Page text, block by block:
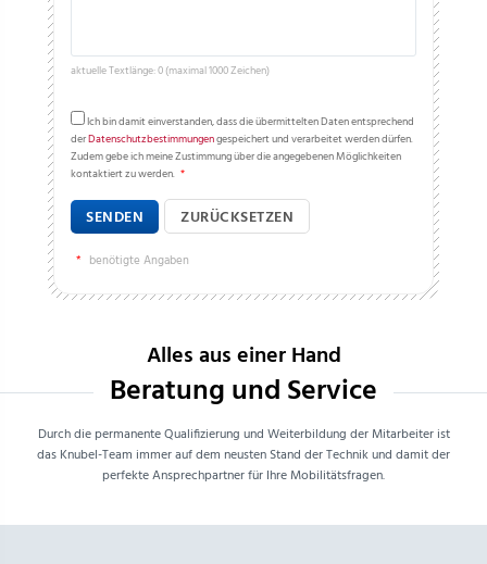
aktuelle Textlänge: 0 (maximal 1000 Zeichen)
Ich bin damit einverstanden, dass die übermittelten Daten entsprechend
derDatenschutzbestimmungengespeichert und verarbeitet werden dürfen.
Zudem gebe ich meine Zustimmung über die angegebenen Möglichkeiten
kontaktiert zu werden. *
SENDEN ZURÜCKSETZEN
* benötigte Angaben
Alles aus einer Hand
Beratung und Service
Durch die permanente Qualifizierung und Weiterbildung der Mitarbeiter ist
das Knubel-Team immer auf dem neusten Stand der Technik und damit der
perfekte Ansprechpartner für Ihre Mobilitätsfragen.